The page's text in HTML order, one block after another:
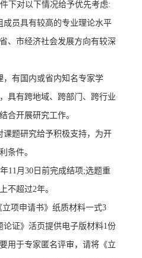
下对以下情况给予优先考虑:
成员具有较高的专业理论水平
、市经济社会发展方向有较深
，有国内或省内知名专家学
具有跨地域、跨部门、跨行业
合开展研究工作。
课题研究给予积极支持，为开
条件。
11月30 日前完成结项;选题重
不超过2年。
立项申请书》纸质材料一式3
论证》活页提供电子版材料1份
用于专家匿名评审，请将《立